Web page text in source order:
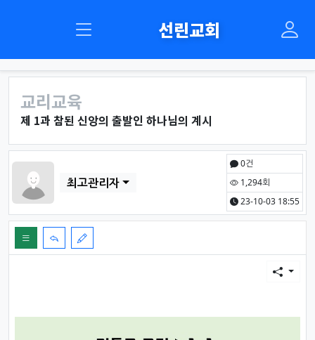
선린교회
교리교육
제 1과 참된 신앙의 출발인 하나님의 계시
페이지 정보
최고관리자
0건
1,294회
23-10-03 18:55